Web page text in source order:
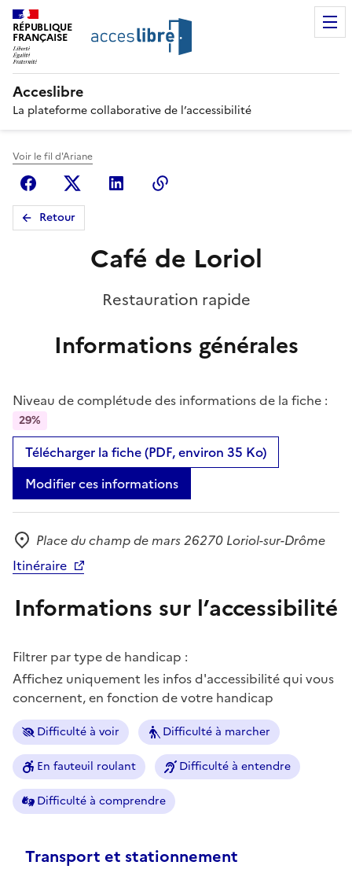
RÉPUBLIQUE
FRANÇAISE
Acceslibre
La plateforme collaborative de l’accessibilité
Voir le fil d'Ariane
FacebookX (anciennement Twitter)
Linkedin
Retour
Café de Loriol
Restauration rapide
Informations générales
Niveau de complétude des informations de la fiche :
29%
Télécharger la fiche (PDF, environ 35 Ko)
Modifier ces informations
Adresse
Place du champ de mars 26270 Loriol-sur-Drôme
Itinéraire
Informations sur l’accessibilité
Filtrer par type de handicap :
Affichez uniquement les infos d'accessibilité qui vous
concernent, en fonction de votre handicap
Difficulté à voir Difficulté à marcher
En fauteuil roulant Difficulté à entendre
Difficulté à comprendre
Transport et stationnement